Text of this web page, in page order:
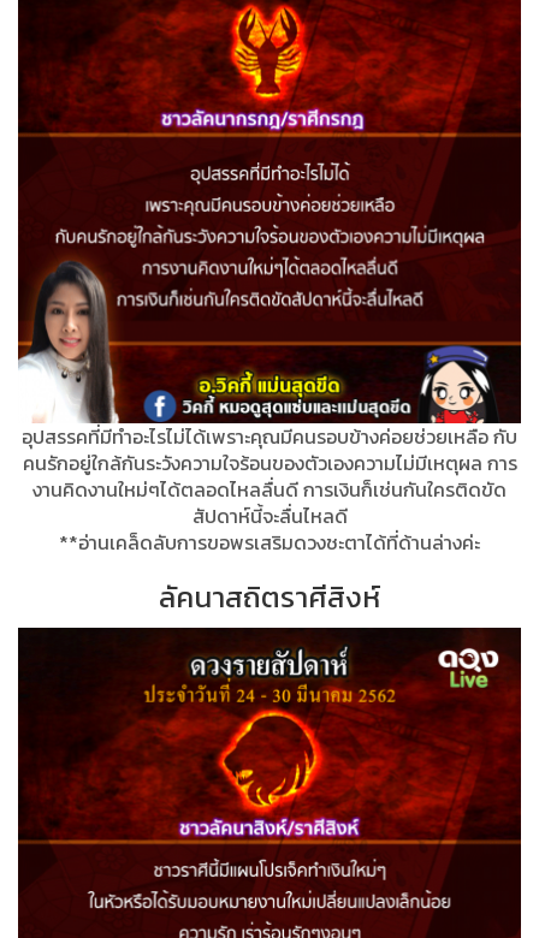
อุปสรรคที่มีทำอะไรไม่ได้เพราะคุณมีคนรอบข้างค่อยช่วยเหลือ กับ
คนรักอยู่ใกล้กันระวังความใจร้อนของตัวเองความไม่มีเหตุผล การ
งานคิดงานใหม่ๆได้ตลอดไหลลื่นดี การเงินก็เช่นกันใครติดขัด
สัปดาห์นี้จะลื่นไหลดี
**อ่านเคล็ดลับการขอพรเสริมดวงชะตาได้ที่ด้านล่างค่ะ
ลัคนาสถิตราศีสิงห์